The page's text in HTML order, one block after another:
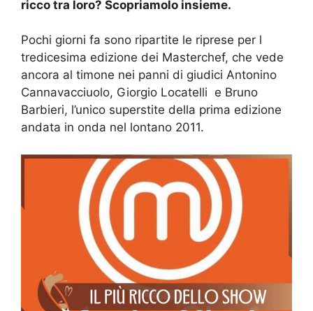
ricco tra loro? Scopriamolo insieme.
Pochi giorni fa sono ripartite le riprese per l
tredicesima edizione dei Masterchef, che vede
ancora al timone nei panni di giudici Antonino
Cannavacciuolo, Giorgio Locatelli e Bruno
Barbieri, l’unico superstite della prima edizione
andata in onda nel lontano 2011.